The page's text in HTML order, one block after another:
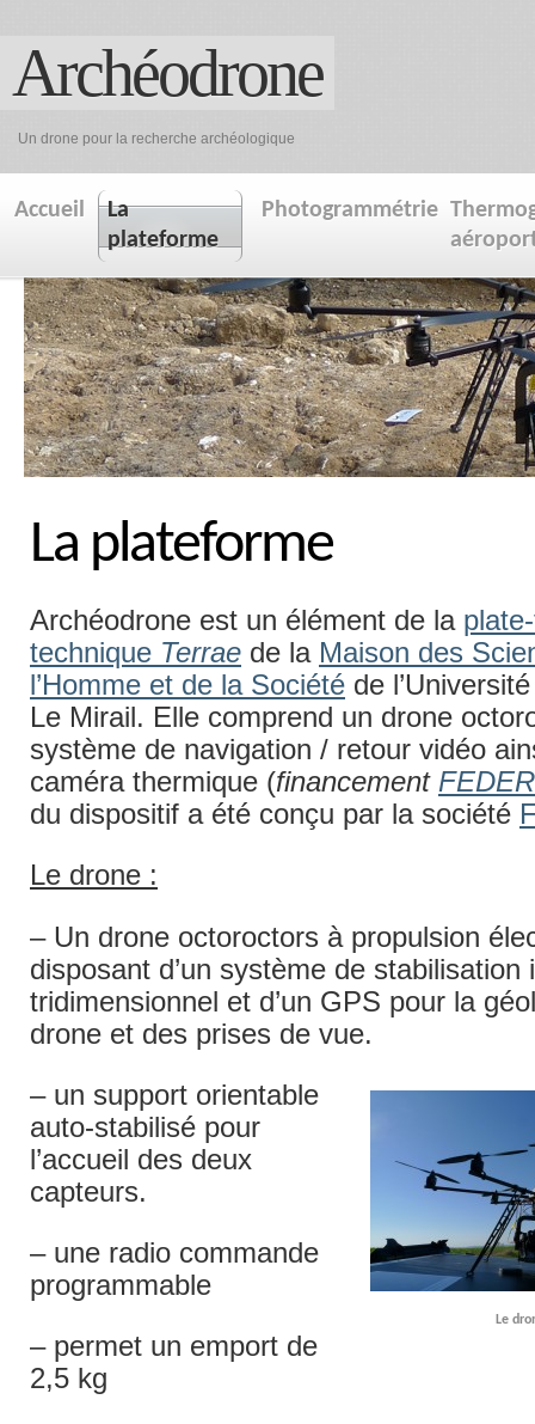
Archéodrone
Un drone pour la recherche archéologique
Accueil
La
plateforme
Photogrammétrie
La plateforme
Archéodrone est un élément de la
technique Terrae de la Maison des
l’Homme et de la Société de
Le Mirail. Elle comprend un drone
système de navigation / retour vidéo
caméra thermique (financement FEDER
du dispositif a été conçu par la société
Le drone :
– Un drone octoroctors à propulsion
disposant d’un système de stabilisation
tridimensionnel et d’un GPS pour la
drone et des prises de vue.
Le
– un support orientable
auto-stabilisé pour
l’accueil des deux
capteurs.
– une radio commande
programmable
– permet un emport de
2,5 kg